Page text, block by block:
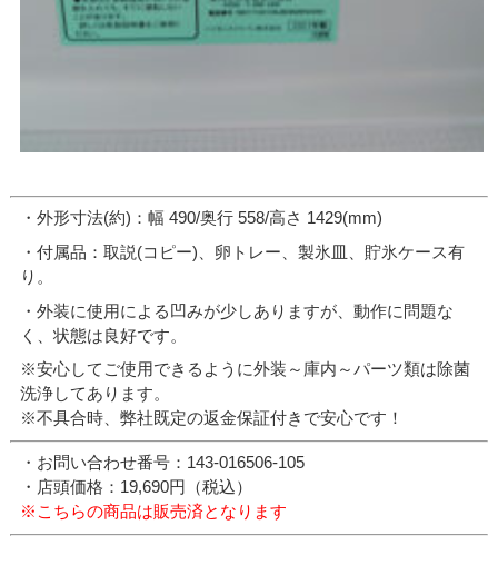
・外形寸法(約)：幅 490/奥行 558/高さ 1429(mm)
・付属品：取説(コピー)、卵トレー、製氷皿、貯氷ケース有
り。
・外装に使用による凹みが少しありますが、動作に問題な
く、状態は良好です。
※安心してご使用できるように外装～庫内～パーツ類は除菌
洗浄してあります。
※不具合時、弊社既定の返金保証付きで安心です！
・お問い合わせ番号：143-016506-105
・店頭価格：19,690円（税込）
※こちらの商品は販売済となります